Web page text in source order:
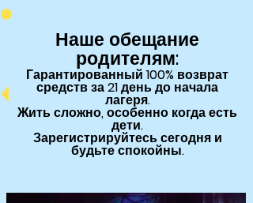
Наше обещание
родителям:
Гарантированный 100% возврат
средств за 21 день до начала
лагеря.
Жить сложно, особенно когда есть
дети.
Зарегистрируйтесь сегодня и
будьте спокойны.